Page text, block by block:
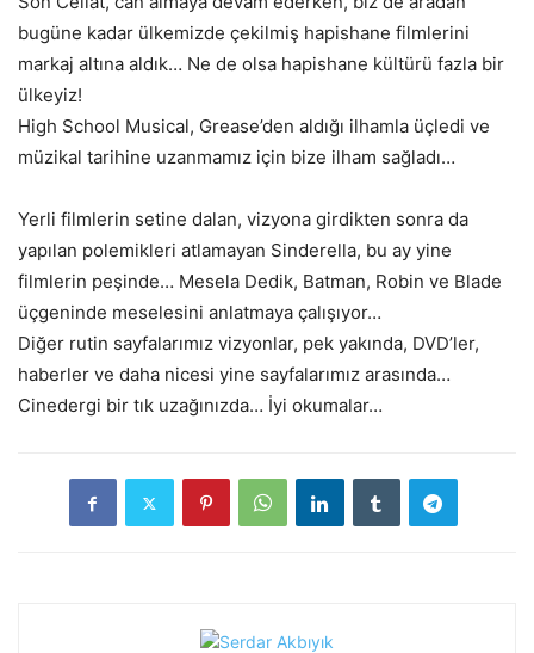
bugüne kadar ülkemizde çekilmiş hapishane filmlerini
markaj altına aldık… Ne de olsa hapishane kültürü fazla bir
ülkeyiz!
High School Musical, Grease’den aldığı ilhamla üçledi ve
müzikal tarihine uzanmamız için bize ilham sağladı…
Yerli filmlerin setine dalan, vizyona girdikten sonra da
yapılan polemikleri atlamayan Sinderella, bu ay yine
filmlerin peşinde… Mesela Dedik, Batman, Robin ve Blade
üçgeninde meselesini anlatmaya çalışıyor…
Diğer rutin sayfalarımız vizyonlar, pek yakında, DVD’ler,
haberler ve daha nicesi yine sayfalarımız arasında…
Cinedergi bir tık uzağınızda… İyi okumalar…